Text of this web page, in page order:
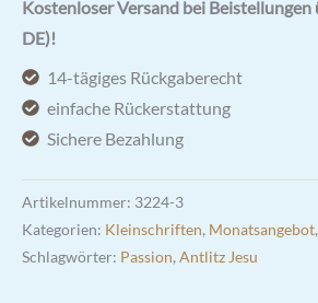
Antlitzes
Jesu
Christi
Menge
Kostenloser Versand bei Beistellungen
DE)!
14-tägiges Rückgaberecht
einfache Rückerstattung
Sichere Bezahlung
Artikelnummer: 3224-3
Kategorien: Kleinschriften, Monatsangebot,
Schlagwörter: Passion, Antlitz Jesu